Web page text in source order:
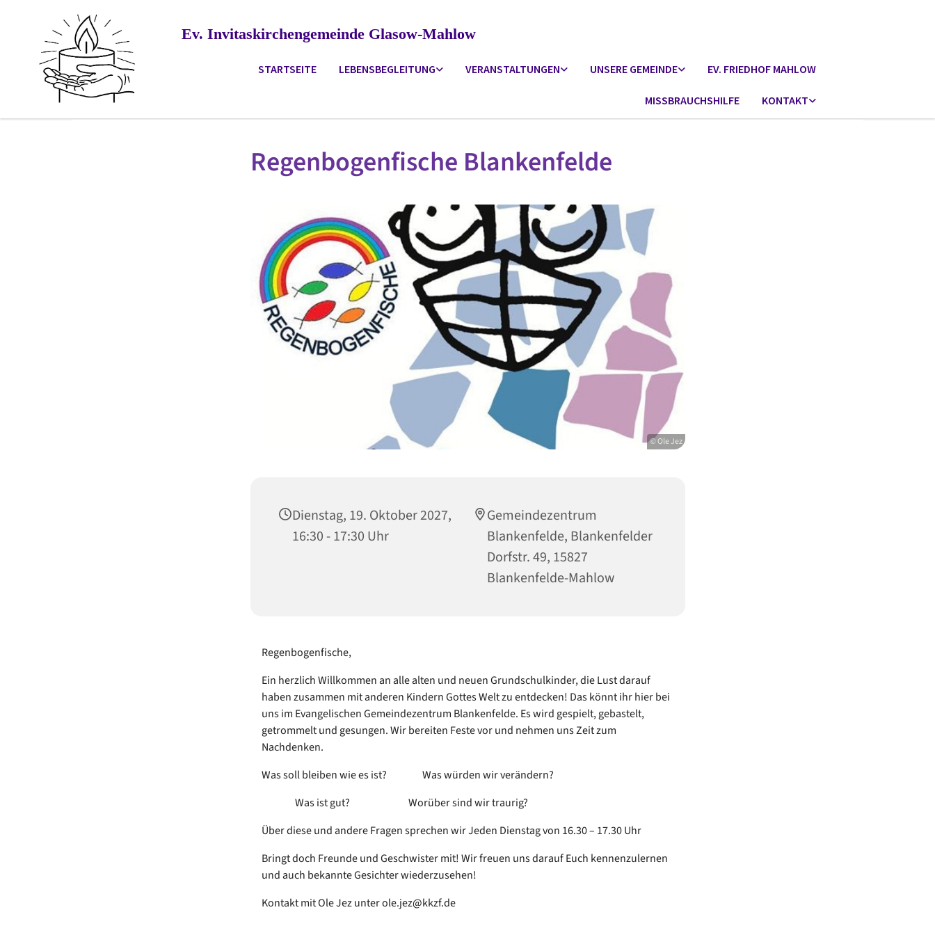
Ev. Invitaskirchengemeinde Glasow-Mahlow
STARTSEITE LEBENSBEGLEITUNG VERANSTALTUNGEN UNSERE GEMEINDE EV. FRIEDHOF MAHLOW
MISSBRAUCHSHILFE KONTAKT
Regenbogenfische Blankenfelde
© Ole Jez
Dienstag, 19. Oktober 2027,
16:30 - 17:30 Uhr
Gemeindezentrum
Blankenfelde, Blankenfelder
Dorfstr. 49, 15827
Blankenfelde-Mahlow
Regenbogenfische,
Ein herzlich Willkommen an alle alten und neuen Grundschulkinder, die Lust darauf
haben zusammen mit anderen Kindern Gottes Welt zu entdecken! Das könnt ihr hier bei
uns im Evangelischen Gemeindezentrum Blankenfelde. Es wird gespielt, gebastelt,
getrommelt und gesungen. Wir bereiten Feste vor und nehmen uns Zeit zum
Nachdenken.
Was soll bleiben wie es ist? Was würden wir verändern?
Was ist gut? Worüber sind wir traurig?
Über diese und andere Fragen sprechen wir Jeden Dienstag von 16.30 – 17.30 Uhr
Bringt doch Freunde und Geschwister mit! Wir freuen uns darauf Euch kennenzulernen
und auch bekannte Gesichter wiederzusehen!
Kontakt mit Ole Jez unter ole.jez@kkzf.de